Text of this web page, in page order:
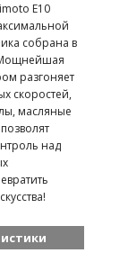
E10
собрана в
разгоняет
скоростей,
масляные
над